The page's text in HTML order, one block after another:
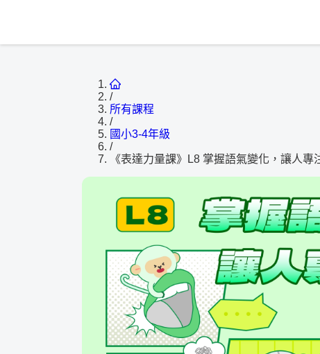
/
所有課程
/
國小3-4年級
/
《表達力量課》L8 掌握語氣變化，讓人